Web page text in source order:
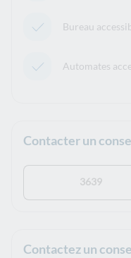
Bureau
Automates
Contacter un
3639
Contactez un